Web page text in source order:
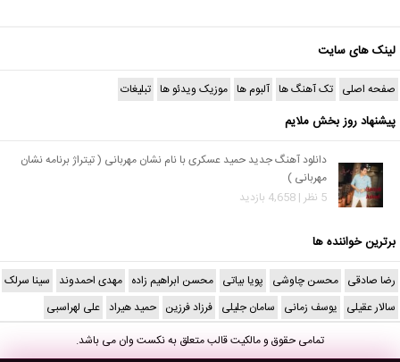
لینک های سایت
صفحه اصلی تک آهنگ ها آلبوم ها موزیک ویدئو ها تبلیغات
پیشنهاد روز بخش ملایم
دانلود آهنگ جدید حمید عسکری با نام نشان مهربانی ( تیتراژ برنامه نشان
مهربانی )
5 نظر | 4,658 بازدید
برترین خواننده ها
رضا صادقی محسن چاوشی پویا بیاتی محسن ابراهیم زاده مهدی احمدوند سینا سرلک
سالار عقیلی یوسف زمانی سامان جلیلی فرزاد فرزین حمید هیراد علی لهراسبی
تمامی حقوق و مالکیت قالب متعلق بهنکست وانمی باشد.